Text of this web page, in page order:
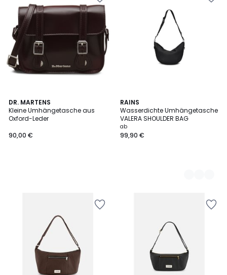
DR. MARTENS
Kleine Umhängetasche aus
Oxford-Leder
90,00 €
RAINS
Wasserdichte Umhängetasche
VALERA SHOULDER BAG
ab
99,90 €
2
Farben